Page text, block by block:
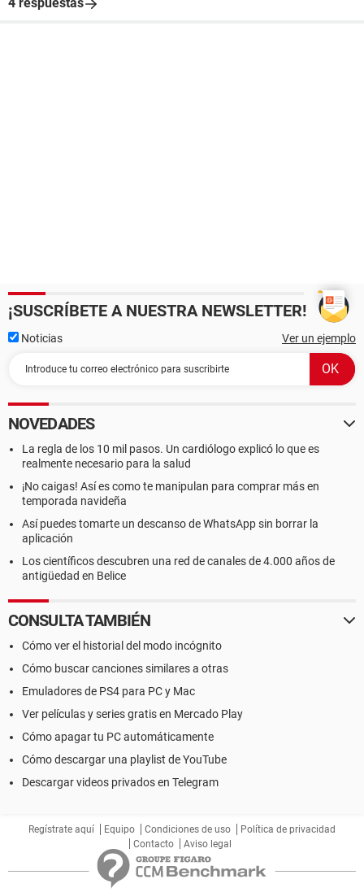
¡SUSCRÍBETE A NUESTRA NEWSLETTER!
Noticias Ver un ejemplo
NOVEDADES
La regla de los 10 mil pasos. Un cardiólogo explicó lo que es
realmente necesario para la salud
¡No caigas! Así es como te manipulan para comprar más en
temporada navideña
Así puedes tomarte un descanso de WhatsApp sin borrar la
aplicación
Los científicos descubren una red de canales de 4.000 años de
antigüedad en Belice
CONSULTA TAMBIÉN
Cómo ver el historial del modo incógnito
Cómo buscar canciones similares a otras
Emuladores de PS4 para PC y Mac
Ver películas y series gratis en Mercado Play
Cómo apagar tu PC automáticamente
Cómo descargar una playlist de YouTube
Descargar videos privados en Telegram
Regístrate aquí Equipo Condiciones de uso
Política de privacidad
Contacto
Aviso legal